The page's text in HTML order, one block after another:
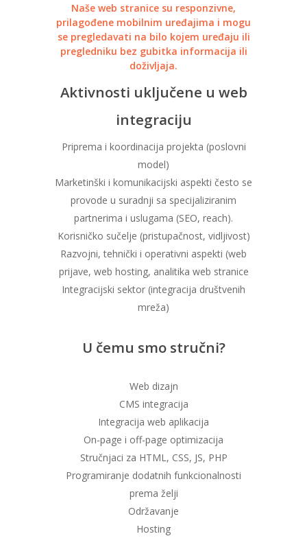
Naše web stranice su responzivne,
prilagođene mobilnim uređajima i mogu
se pregledavati na bilo kojem uređaju ili
pregledniku bez gubitka informacija ili
doživljaja.
Aktivnosti uključene u web
integraciju
Priprema i koordinacija projekta (poslovni
model)
Marketinški i komunikacijski aspekti često se
provode u suradnji sa specijaliziranim
partnerima i uslugama (SEO, reach).
Korisničko sučelje (pristupačnost, vidljivost)
Razvojni, tehnički i operativni aspekti (web
prijave, web hosting, analitika web stranice
Integracijski sektor (integracija društvenih
mreža)
U čemu smo stručni?
Web dizajn
CMS integracija
Integracija web aplikacija
On-page i off-page optimizacija
Stručnjaci za HTML, CSS, JS, PHP
Programiranje dodatnih funkcionalnosti
prema želji
Održavanje
Hosting